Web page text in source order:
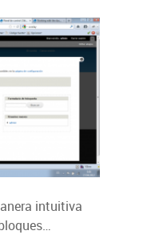
intuitiva